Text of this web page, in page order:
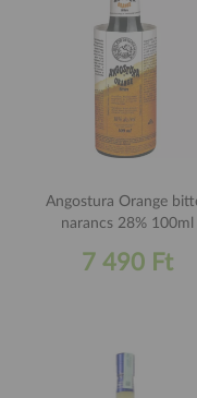
Angostura Orange
narancs 28% 100ml
7 490 Ft